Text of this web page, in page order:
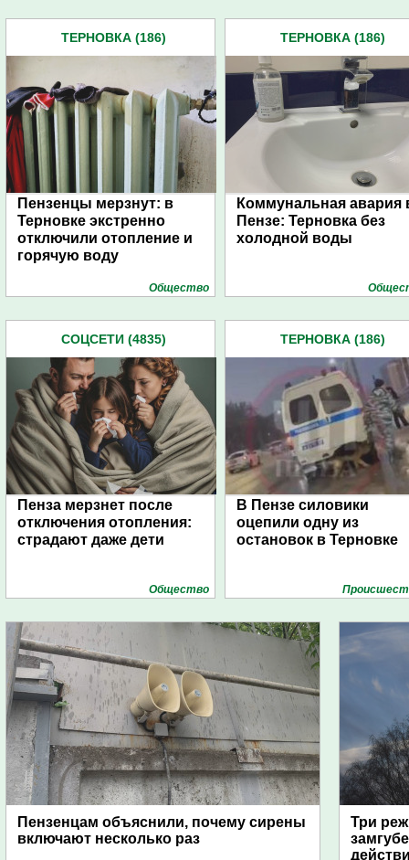
ТЕРНОВКА (186)
Пензенцы мерзнут: в
Терновке экстренно
отключили отопление и
горячую воду
Общество
ТЕРНОВКА (186)
Коммунальная авария
Пензе: Терновка без
холодной воды
СОЦСЕТИ (4835)
Пенза мерзнет после
отключения отопления:
страдают даже дети
Общество
ТЕРНОВКА (186)
В Пензе силовики
оцепили одну из
остановок в Терновке
Пензенцам объяснили, почему сирены
включают несколько раз
Три